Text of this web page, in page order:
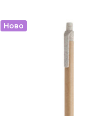
Ново